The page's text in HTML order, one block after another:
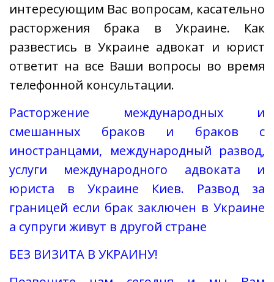
интересующим Вас вопросам, касательно
расторжения брака в Украине. Как
развестись в Украине адвокат и юрист
ответит на все Ваши вопросы во время
телефонной консультации.
Расторжение международных и
смешанных браков и браков с
иностранцами, международный развод,
услуги международного адвоката и
юриста в Украине Киев. Развод за
границей если брак заключен в Украине
а супруги живут в другой стране
БЕЗ ВИЗИТА В УКРАИНУ!